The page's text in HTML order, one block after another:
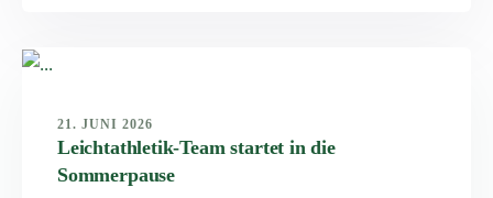
21. JUNI 2026
Leichtathletik-Team startet in die
Sommerpause